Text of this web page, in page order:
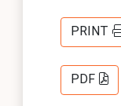
PRINT
PDF